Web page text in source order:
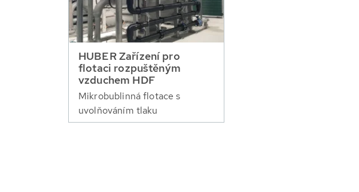
HUBER Zařízení pro
flotaci rozpuštěným
vzduchem HDF
Mikrobublinná flotace s
uvolňováním tlaku